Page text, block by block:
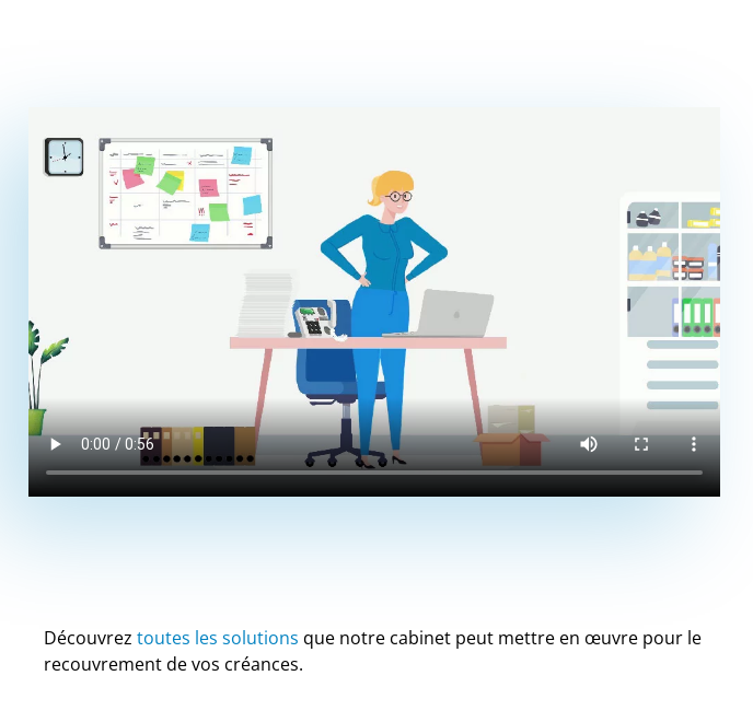
Découvrez toutes les solutions que notre cabinet peut mettre en œuvre pour le
recouvrement de vos créances.